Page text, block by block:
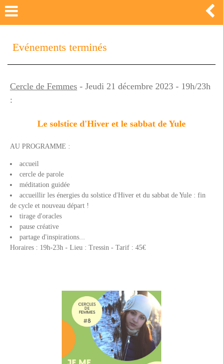
Evénements terminés
Cercle de Femmes - Jeudi 21 décembre 2023 - 19h/23h
:
Le solstice d'Hiver et le sabbat de Yule
AU PROGRAMME :
accueil
cercle de parole
méditation guidée
accueillir les énergies du solstice d'Hiver et du sabbat de Yule : fin
de cycle et nouveau départ !
tirage d'oracles
pause créative
partage d'inspirations...
Horaires : 19h-23h - Lieu : Tressin - Tarif : 45€